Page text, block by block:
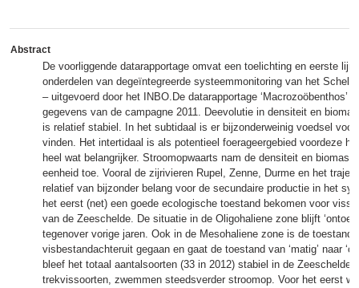
Abstract
De voorliggende datarapportage omvat een toelichting en eerste
onderdelen van degeïntegreerde systeemmonitoring van het
– uitgevoerd door het INBO.De datarapportage ‘Macrozoöbenthos’
gegevens van de campagne 2011. Deevolutie in densiteit en
is relatief stabiel. In het subtidaal is er bijzonderweinig voedsel
vinden. Het intertidaal is als potentieel foerageergebied voordeze
heel wat belangrijker. Stroomopwaarts nam de densiteit en
eenheid toe. Vooral de zijrivieren Rupel, Zenne, Durme en het
relatief van bijzonder belang voor de secundaire productie in het
het eerst (net) een goede ecologische toestand bekomen voor
van de Zeeschelde. De situatie in de Oligohaliene zone blijft
tegenover vorige jaren. Ook in de Mesohaliene zone is de toestand
visbestandachteruit gegaan en gaat de toestand van ‘matig’ naar
bleef het totaal aantalsoorten (33 in 2012) stabiel in de Zeeschelde.
trekvissoorten, zwemmen steedsverder stroomop. Voor het eerst